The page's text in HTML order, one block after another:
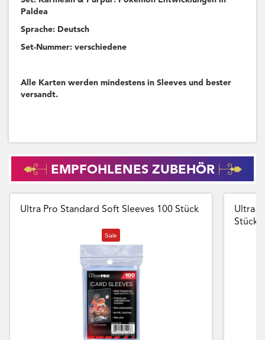
Paldea
Sprache: Deutsch
Set-Nummer: verschiedene
Alle Karten werden mindestens in Sleeves und bester
versandt.
EMPFOHLENES ZUBEHÖR
Ultra Pro Standard Soft Sleeves 100 Stück
Sale
Ultra
Stück